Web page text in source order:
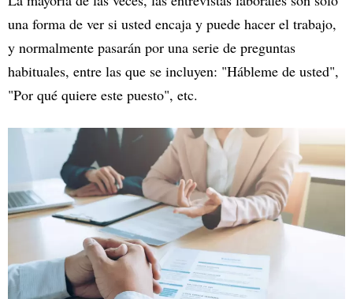
una forma de ver si usted encaja y puede hacer el trabajo,
y normalmente pasarán por una serie de preguntas
habituales, entre las que se incluyen: "Hábleme de usted",
"Por qué quiere este puesto", etc.